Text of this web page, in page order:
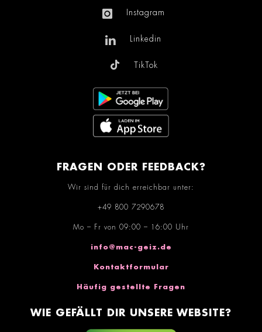
Instagram
Linkedin
TikTok
FRAGEN ODER FEEDBACK?
Wir sind für dich erreichbar unter:
+49 800 7290678
Mo – Fr von 09:00 – 16:00 Uhr
info@mac-geiz.de
Kontaktformular
Häufig gestellte Fragen
WIE GEFÄLLT DIR UNSERE WEBSITE?